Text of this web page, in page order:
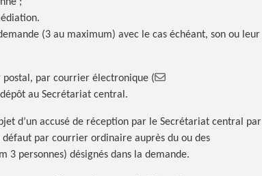
(3 au maximum) avec le cas échéant, son ou leur
par courrier électronique (
au Secrétariat central.
d’un accusé de réception par le Secrétariat central par
par courrier ordinaire auprès du ou des
3 personnes) désignés dans la demande.